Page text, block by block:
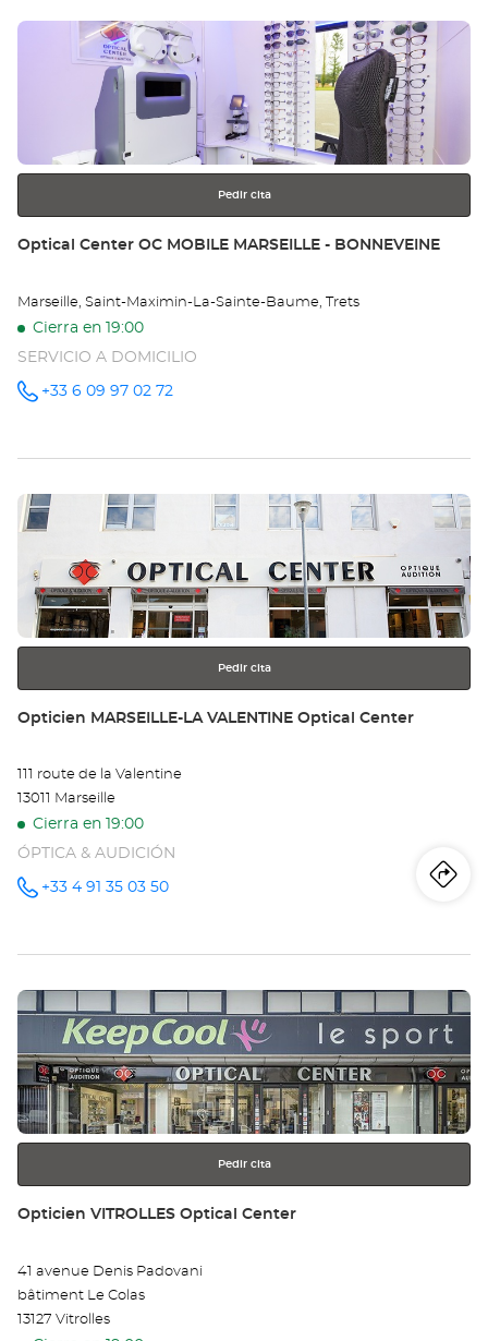
Pulse
información
Pedir cita
Tienda:
Optical Center OC MOBILE MARSEILLE - BONNEVEINE
Marseille, Saint-Maximin-La-Sainte-Baume, Trets
Cierra en 19:00
SERVICIO A DOMICILIO
número
+33 6 09 97 02 72
Pulse
ENTER
obtener
más
información
Pedir cita
Tienda:
Opticien MARSEILLE-LA VALENTINE Optical Center
111 route de la Valentine
13011 Marseille
Cierra en 19:00
ÓPTICA & AUDICIÓN
número
+33 4 91 35 03 50
a
LA
Pulse
ENTER
para
obtener
más
información
Pedir cita
Tienda:
Opticien VITROLLES Optical Center
41 avenue Denis Padovani
bâtiment Le Colas
13127 Vitrolles